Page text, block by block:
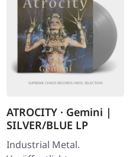
ATROCITY · Gemini |
SILVER/BLUE LP
Industrial Metal.